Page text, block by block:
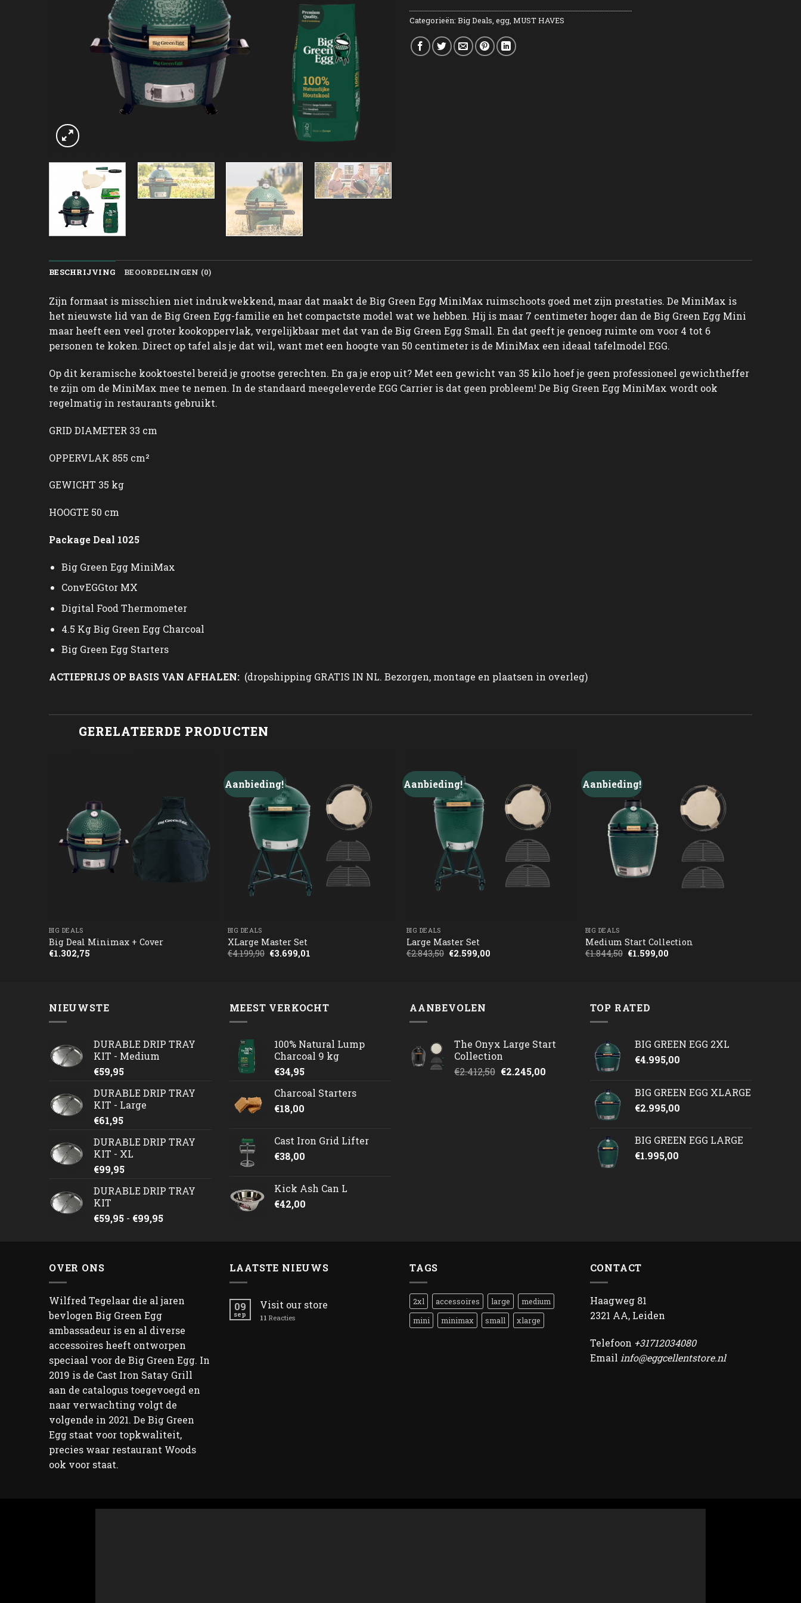
Categorieën: Big Deals egg MUST HAVES
BESCHRIJVING BEOORDELINGEN (0)
Zijn formaat is misschien niet indrukwekkend, maar dat maakt de Big Green Egg MiniMax ruimschoots goed met zijn prestaties. De MiniMax is
het nieuwste lid van de Big Green Egg-familie en het compactste model wat we hebben. Hij is maar 7 centimeter hoger dan de Big Green Egg Mini
maar heeft een veel groter kookoppervlak, vergelijkbaar met dat van de Big Green Egg Small. En dat geeft je genoeg ruimte om voor 4 tot 6
personen te koken. Direct op tafel als je dat wil, want met een hoogte van 50 centimeter is de MiniMax een ideaal tafelmodel EGG.
Op dit keramische kooktoestel bereid je grootse gerechten. En ga je erop uit? Met een gewicht van 35 kilo hoef je geen professioneel gewichtheffer
te zijn om de MiniMax mee te nemen. In de standaard meegeleverde EGG Carrier is dat geen probleem! De Big Green Egg MiniMax wordt ook
regelmatig in restaurants gebruikt.
GRID DIAMETER 33 cm
OPPERVLAK 855 cm²
GEWICHT 35 kg
HOOGTE 50 cm
Package Deal 1025
Big Green Egg MiniMax
ConvEGGtor MX
Digital Food Thermometer
4.5 Kg Big Green Egg Charcoal
Big Green Egg Starters
ACTIEPRIJS OP BASIS VAN AFHALEN: (dropshipping GRATIS IN NL. Bezorgen, montage en plaatsen in overleg)
GERELATEERDE PRODUCTEN
BIG DEALS
Big Deal Minimax + Cover
€1.302,75
Aanbieding!
BIG DEALS
XLarge Master Set
€4.199,90 Oorspronkelijke
€3.699,01
Aanbieding!
BIG DEALS
Large Master Set
€2.843,50 Oorspronkelijke
€2.599,00
Aanbieding!
BIG DEALS
Medium Start Collection
€1.844,50 Oorspronkelijke
€1.599,00
NIEUWSTE
DURABLE DRIP TRAY
KIT - Medium
€59,95
DURABLE DRIP TRAY
KIT - Large
€61,95
DURABLE DRIP TRAY
KIT - XL
€99,95
DURABLE DRIP TRAY
KIT
€59,95 - €99,95Prijsklasse:
MEEST VERKOCHT
100% Natural Lump
Charcoal 9 kg
€34,95
Charcoal Starters
€18,00
Cast Iron Grid Lifter
€38,00
Kick Ash Can L
€42,00
AANBEVOLEN
The Onyx Large Start
Collection
€2.412,50 Oorspronkelijke
€2.245,00Huidige
TOP RATED
BIG GREEN EGG 2XL
€4.995,00
BIG GREEN EGG XLARGE
€2.995,00
BIG GREEN EGG LARGE
€1.995,00
OVER ONS
Wilfred Tegelaar die al jaren
bevlogen Big Green Egg
ambassadeur is en al diverse
accessoires heeft ontworpen
speciaal voor de Big Green Egg. In
2019 is de Cast Iron Satay Grill
aan de catalogus toegevoegd en
naar verwachting volgt de
volgende in 2021. De Big Green
Egg staat voor topkwaliteit,
precies waar restaurant Woods
ook voor staat.
LAATSTE NIEUWS
09
sep
Visit our store
11 Reacties
TAGS
2xl accessoires large
medium
mini
minimax small xlarge
CONTACT
Haagweg 81
2321 AA, Leiden
Telefoon +31712034080
Email info@eggcellentstore.nl